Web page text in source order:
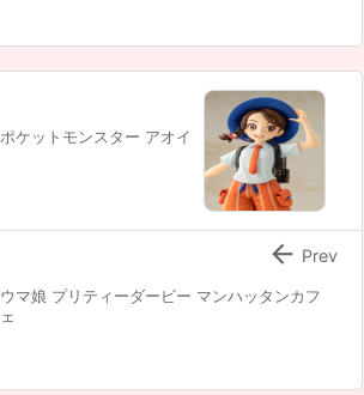
ポケットモンスター アオイ
ウマ娘 プリティーダービー マンハッタンカフ
ェ
 Prev